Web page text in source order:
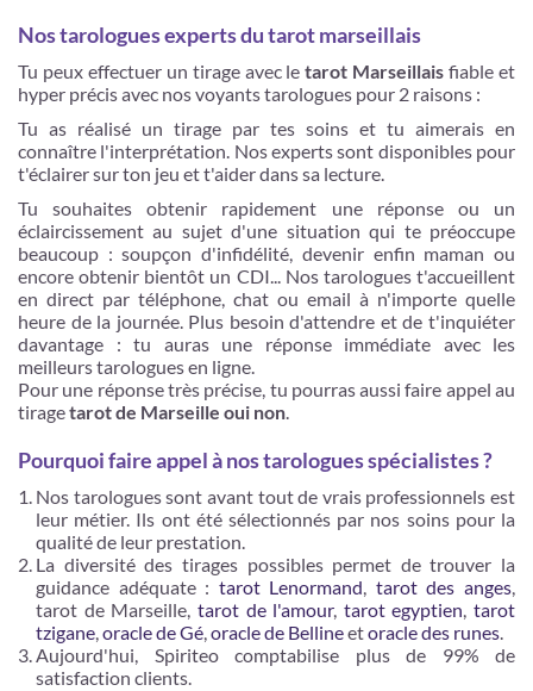
Nos tarologues experts du tarot marseillais
Tu peux effectuer un tirage avec letarot Marseillais fiable et
hyper précis avec nosvoyants tarologues pour 2 raisons :
Tu as réalisé un tirage par tes soins et tu aimerais en
connaître l'interprétation. Nos experts sont disponibles pour
t'éclairer sur ton jeu et t'aider dans sa lecture.
Tu souhaites obtenir rapidement une réponse ou un
éclaircissement au sujet d'une situation qui te préoccupe
beaucoup : soupçon d'infidélité, devenir enfin maman ou
encore obtenir bientôt un CDI... Nos tarologues t'accueillent
en direct par téléphone, chat ou email à n'importe quelle
heure de la journée. Plus besoin d'attendre et de t'inquiéter
davantage : tu auras une réponse immédiate avec les
meilleurs tarologues en ligne.
Pour une réponse très précise, tu pourras aussi faire appel au
tiragetarot de Marseille oui non.
Pourquoi faire appel à nos tarologues spécialistes ?
Nos tarologues sont avant tout de vrais professionnels est
leur métier. Ils ont été sélectionnés par nos soins pour la
qualité de leur prestation.
La diversité des tirages possibles permet de trouver la
guidance adéquate : tarot Lenormand, tarot des anges,
tarot de Marseille, tarot de l'amour, tarot egyptien, tarot
tzigane,oracle de Gé,oracle de Bellineetoracle des runes.
Aujourd'hui, Spiriteo comptabilise plus de 99% de
satisfaction clients.